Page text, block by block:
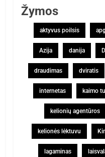
Žymos
aktyvus poilsis
Azija danija
draudimas dviratis
internetas kaimo
kelionių agentūros
kelionės lėktuvu
lagaminas